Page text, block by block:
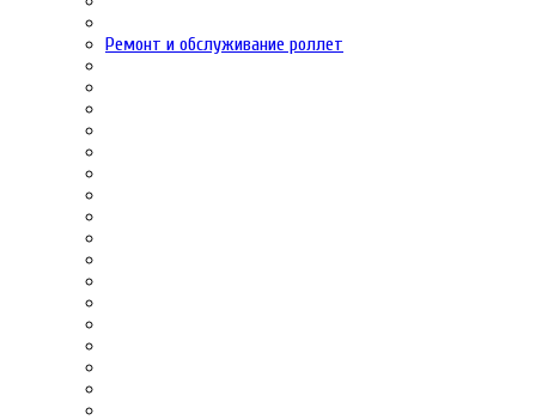
Ремонт и обслуживание роллет